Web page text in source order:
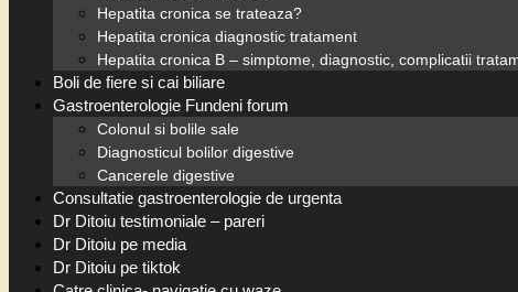
Hepatita cronica se trateaza?
Hepatita cronica diagnostic tratament
Hepatita cronica B – simptome, diagnostic, complicatii
Boli de fiere si cai biliare
Gastroenterologie Fundeni forum
Colonul si bolile sale
Diagnosticul bolilor digestive
Cancerele digestive
Consultatie gastroenterologie de urgenta
Dr Ditoiu testimoniale – pareri
Dr Ditoiu pe media
Dr Ditoiu pe tiktok